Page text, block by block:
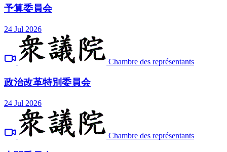
予算委員会
24 Jul 2026
Chambre des représentants
政治改革特別委員会
24 Jul 2026
Chambre des représentants